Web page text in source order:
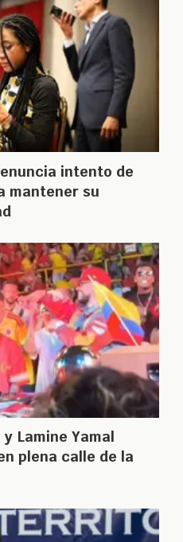
intento de
mantener su
Lamine Yamal
plena calle de la